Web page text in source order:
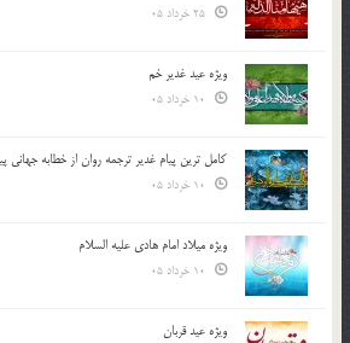
ویژه عید غدیر خم
کامل ترین پیام غدیر ترجمه روان از خطابه جهانی
ویژه میلاد امام هادی علیه السلام
ویژه عید قربان